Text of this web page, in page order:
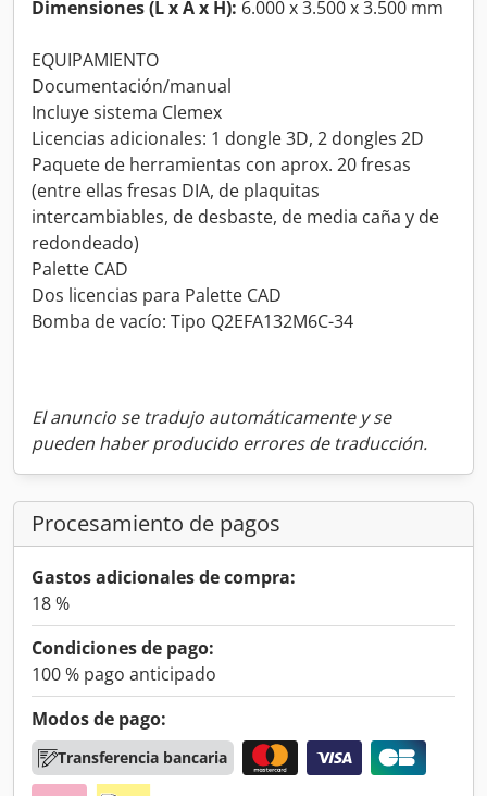
Dimensiones (L x A x H): 6.000 x 3.500 x 3.500 mm
EQUIPAMIENTO
Documentación/manual
Incluye sistema Clemex
Licencias adicionales: 1 dongle 3D, 2 dongles 2D
Paquete de herramientas con aprox. 20 fresas
(entre ellas fresas DIA, de plaquitas
intercambiables, de desbaste, de media caña y de
redondeado)
Palette CAD
Dos licencias para Palette CAD
Bomba de vacío: Tipo Q2EFA132M6C-34
El anuncio se tradujo automáticamente y se
pueden haber producido errores de traducción.
Procesamiento de pagos
Gastos adicionales de compra:
18 %
Condiciones de pago:
100 % pago anticipado
Modos de pago:
Transferencia bancaria